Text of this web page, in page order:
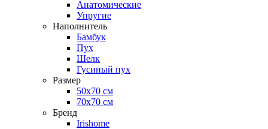
Анатомические
Упругие
Наполнитель
Бамбук
Пух
Шелк
Гусиный пух
Размер
50х70 см
70х70 см
Бренд
Irishome